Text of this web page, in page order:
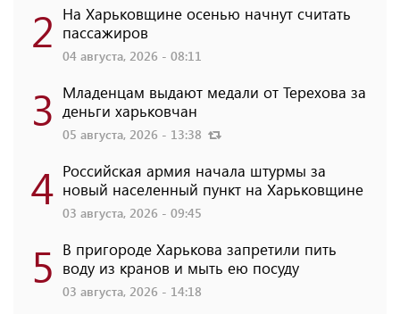
2 На Харьковщине осенью начнут считать
пассажиров
04 августа, 2026 - 08:11
3 Младенцам выдают медали от Терехова за
деньги харьковчан
05 августа, 2026 - 13:38
4 Российская армия начала штурмы за
новый населенный пункт на Харьковщине
03 августа, 2026 - 09:45
5 В пригороде Харькова запретили пить
воду из кранов и мыть ею посуду
03 августа, 2026 - 14:18